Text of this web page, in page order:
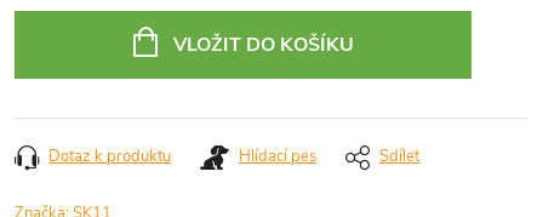
VLOŽIT DO KOŠÍKU
Dotaz k produktu Hlídací pes Sdílet